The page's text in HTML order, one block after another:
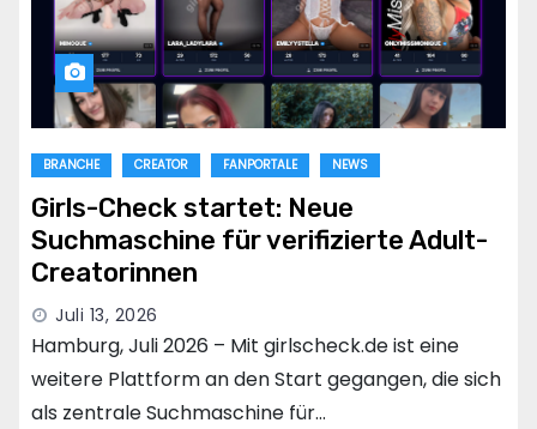
BRANCHE CREATOR FANPORTALE NEWS
Girls-Check startet: Neue
Suchmaschine für verifizierte Adult-
Creatorinnen
Juli 13, 2026
Hamburg, Juli 2026 – Mit girlscheck.de ist eine
weitere Plattform an den Start gegangen, die sich
als zentrale Suchmaschine für…